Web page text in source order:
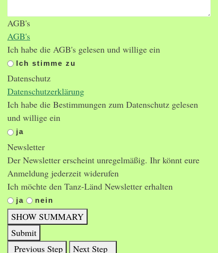
AGB's
AGB's
Ich habe die AGB's gelesen und willige ein
Ich stimme zu
Datenschutz
Datenschutzerklärung
Ich habe die Bestimmungen zum Datenschutz gelesen
und willige ein
ja
Newsletter
Der Newsletter erscheint unregelmäßig. Ihr könnt eure
Anmeldung jederzeit widerufen
Ich möchte den Tanz-Länd Newsletter erhalten
ja nein
SHOW SUMMARY
Submit
Previous Step
Next Step